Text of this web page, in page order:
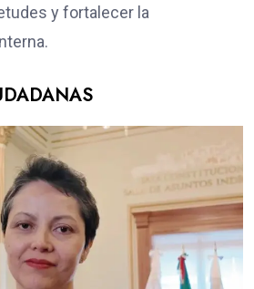
y fortalecer la